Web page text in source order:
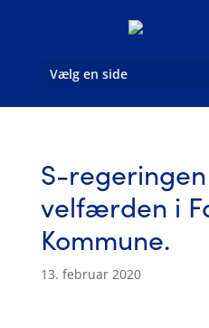
Vælg en side
S-
velfærden i
Kommune.
13. februar 2020